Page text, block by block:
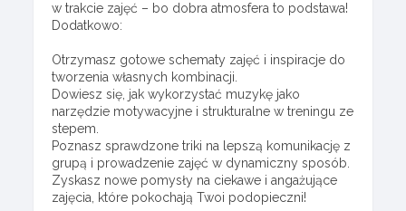
w trakcie zajęć – bo dobra atmosfera to podstawa!
Dodatkowo:
Otrzymasz gotowe schematy zajęć i inspiracje do
tworzenia własnych kombinacji.
Dowiesz się, jak wykorzystać muzykę jako
narzędzie motywacyjne i strukturalne w treningu ze
stepem.
Poznasz sprawdzone triki na lepszą komunikację z
grupą i prowadzenie zajęć w dynamiczny sposób.
Zyskasz nowe pomysły na ciekawe i angażujące
zajęcia, które pokochają Twoi podopieczni!